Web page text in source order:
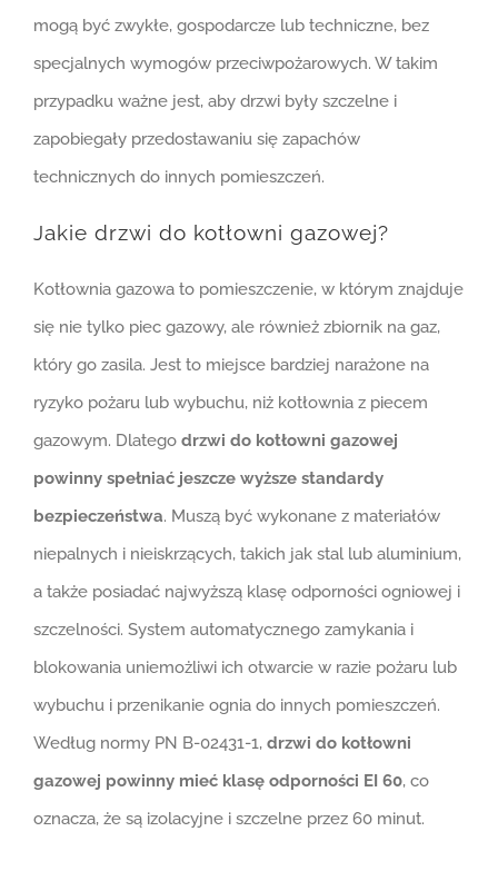
mogą być zwykłe, gospodarcze lub techniczne, bez
specjalnych wymogów przeciwpożarowych. W takim
przypadku ważne jest, aby drzwi były szczelne i
zapobiegały przedostawaniu się zapachów
technicznych do innych pomieszczeń.
Jakie drzwi do kotłowni gazowej?
Kotłownia gazowa to pomieszczenie, w którym znajduje
się nie tylko piec gazowy, ale również zbiornik na gaz,
który go zasila. Jest to miejsce bardziej narażone na
ryzyko pożaru lub wybuchu, niż kotłownia z piecem
gazowym. Dlatego drzwi do kotłowni gazowej
powinny spełniać jeszcze wyższe standardy
bezpieczeństwa. Muszą być wykonane z materiałów
niepalnych i nieiskrzących, takich jak stal lub aluminium,
a także posiadać najwyższą klasę odporności ogniowej i
szczelności. System automatycznego zamykania i
blokowania uniemożliwi ich otwarcie w razie pożaru lub
wybuchu i przenikanie ognia do innych pomieszczeń.
Według normy PN B-02431-1, drzwi do kotłowni
gazowej powinny mieć klasę odporności EI 60, co
oznacza, że są izolacyjne i szczelne przez 60 minut.